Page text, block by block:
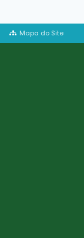
Mapa do Site